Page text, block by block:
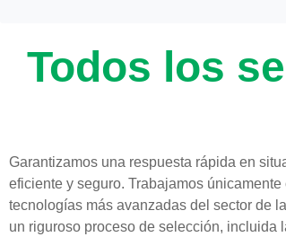
Todos los
Garantizamos una respuesta rápida en
eficiente y seguro. Trabajamos
tecnologías más avanzadas del sector de
un riguroso proceso de selección, incluida